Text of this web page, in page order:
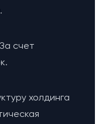
За счет
холдинга